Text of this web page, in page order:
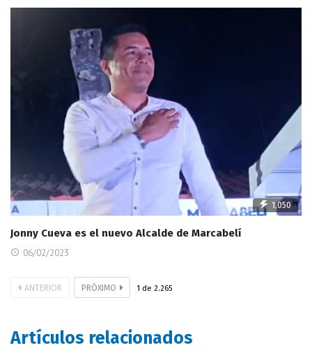
1,050
Jonny Cueva es el nuevo Alcalde de Marcabelí
06/02/2023
ANTERIOR PRÓXIMO 1 de 2.265
Artículos relacionados